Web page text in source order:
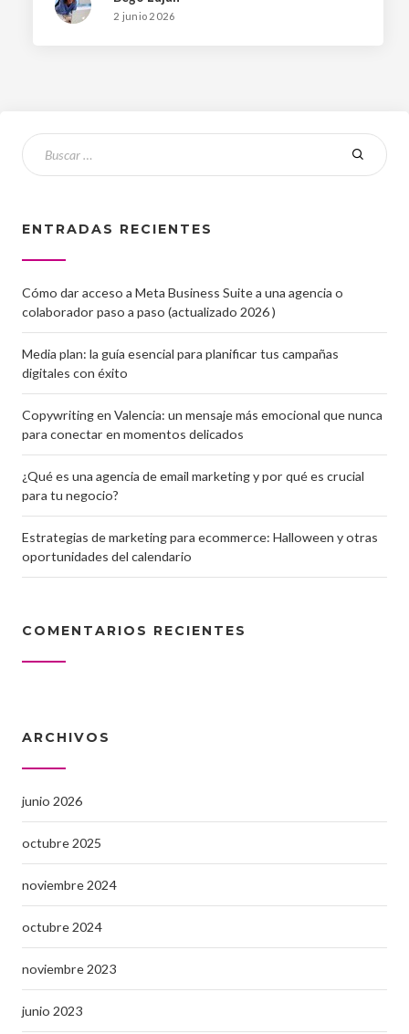
2 junio 2026
ENTRADAS RECIENTES
Cómo dar acceso a Meta Business Suite a una agencia o
colaborador paso a paso (actualizado 2026 )
Media plan: la guía esencial para planificar tus campañas
digitales con éxito
Copywriting en Valencia: un mensaje más emocional que nunca
para conectar en momentos delicados
¿Qué es una agencia de email marketing y por qué es crucial
para tu negocio?
Estrategias de marketing para ecommerce: Halloween y otras
oportunidades del calendario
COMENTARIOS RECIENTES
ARCHIVOS
junio 2026
octubre 2025
noviembre 2024
octubre 2024
noviembre 2023
junio 2023